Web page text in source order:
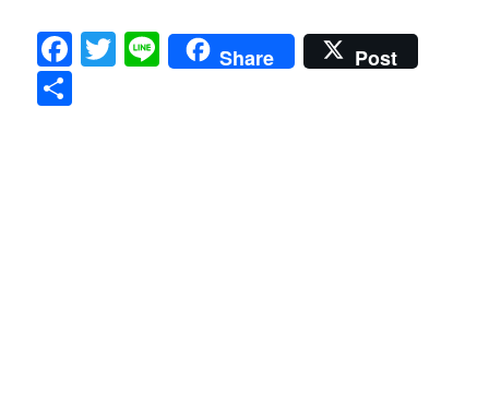
Facebook
Twitter
LineShare Post